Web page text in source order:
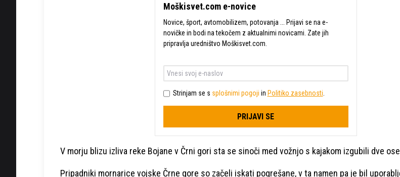
Moškisvet.com e-novice
Novice, šport, avtomobilizem, potovanja ... Prijavi se na e-
novičke in bodi na tekočem z aktualnimi novicami. Zate jih
pripravlja uredništvo Moškisvet.com.
Strinjam se s splošnimi pogoji in Politiko zasebnosti
PRIJAVI SE
V morju blizu izliva reke Bojane v Črni gori sta se sinoči med vožnjo s kajakom izgubili dve
Pripadniki mornarice vojske Črne gore so začeli iskati pogrešane, v ta namen pa je bil